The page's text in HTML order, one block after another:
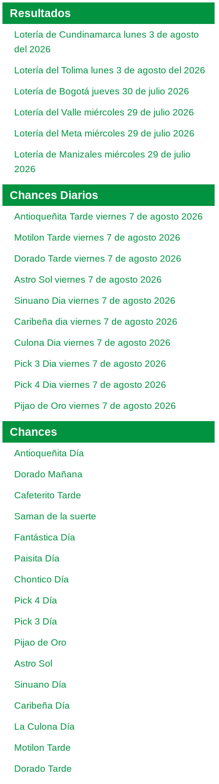
Resultados
Lotería de Cundinamarca lunes 3 de agosto
del 2026
Lotería del Tolima lunes 3 de agosto del 2026
Lotería de Bogotá jueves 30 de julio 2026
Lotería del Valle miércoles 29 de julio 2026
Lotería del Meta miércoles 29 de julio 2026
Lotería de Manizales miércoles 29 de julio
2026
Chances Diarios
Antioqueñita Tarde viernes 7 de agosto 2026
Motilon Tarde viernes 7 de agosto 2026
Dorado Tarde viernes 7 de agosto 2026
Astro Sol viernes 7 de agosto 2026
Sinuano Dia viernes 7 de agosto 2026
Caribeña dia viernes 7 de agosto 2026
Culona Dia viernes 7 de agosto 2026
Pick 3 Dia viernes 7 de agosto 2026
Pick 4 Dia viernes 7 de agosto 2026
Pijao de Oro viernes 7 de agosto 2026
Chances
Antioqueñita Día
Dorado Mañana
Cafeterito Tarde
Saman de la suerte
Fantástica Día
Paisita Día
Chontico Día
Pick 4 Día
Pick 3 Día
Pijao de Oro
Astro Sol
Sinuano Día
Caribeña Día
La Culona Día
Motilon Tarde
Dorado Tarde